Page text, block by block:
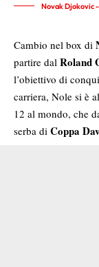
Novak Djokovic
Cambio nel box di
partire dal Roland
l’obiettivo di
carriera, Nole si è
12 al mondo, che
serba di Coppa